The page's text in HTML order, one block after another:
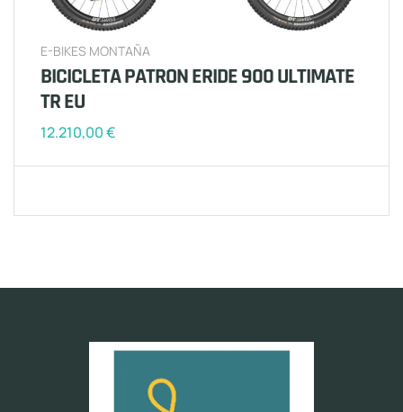
E-BIKES MONTAÑA
BICICLETA PATRON ERIDE 900 ULTIMATE
TR EU
12.210,00€